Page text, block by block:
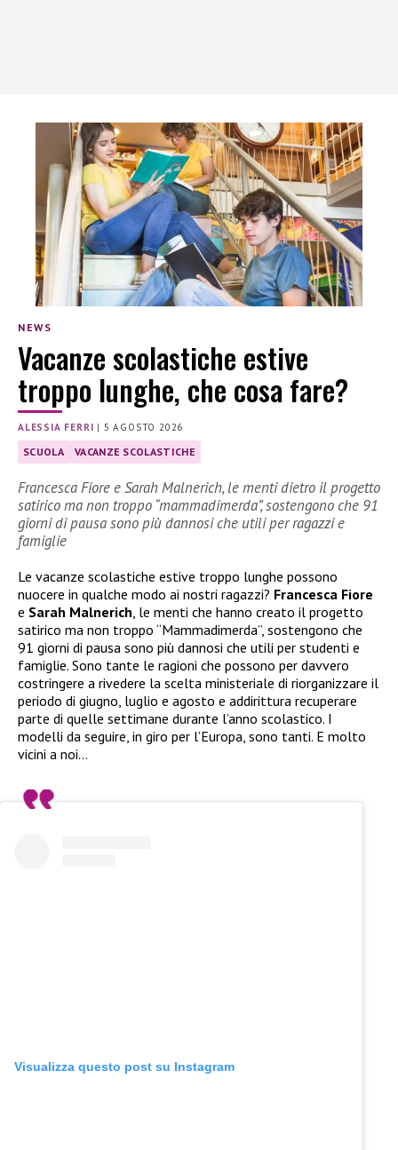
NEWS
Vacanze scolastiche estive
troppo lunghe, che cosa fare?
ALESSIA FERRI | 5 AGOSTO 2026
SCUOLA VACANZE SCOLASTICHE
Francesca Fiore e Sarah Malnerich, le menti dietro il progetto
satirico ma non troppo “mammadimerda”, sostengono che 91
giorni di pausa sono più dannosi che utili per ragazzi e
famiglie
Le vacanze scolastiche estive troppo lunghe possono
nuocere in qualche modo ai nostri ragazzi? Francesca Fiore
e Sarah Malnerich , le menti che hanno creato il progetto
satirico ma non troppo “Mammadimerda”, sostengono che
91 giorni di pausa sono più dannosi che utili per studenti e
famiglie. Sono tante le ragioni che possono per davvero
costringere a rivedere la scelta ministeriale di riorganizzare il
periodo di giugno, luglio e agosto e addirittura recuperare
parte di quelle settimane durante l’anno scolastico. I
modelli da seguire, in giro per l’Europa, sono tanti. E molto
vicini a noi…
Visualizza questo post su Instagram